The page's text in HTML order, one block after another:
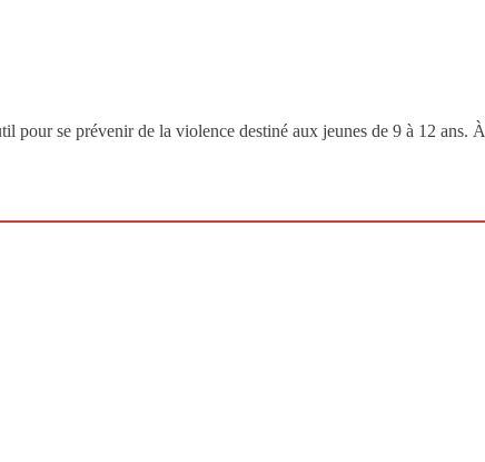
pour se prévenir de la violence destiné aux jeunes de 9 à 12 ans.